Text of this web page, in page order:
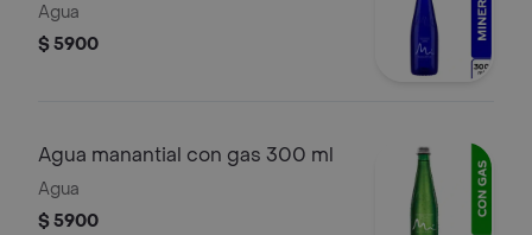
Agua
$ 5900
Agua manantial con gas 300 ml
Agua
$ 5900